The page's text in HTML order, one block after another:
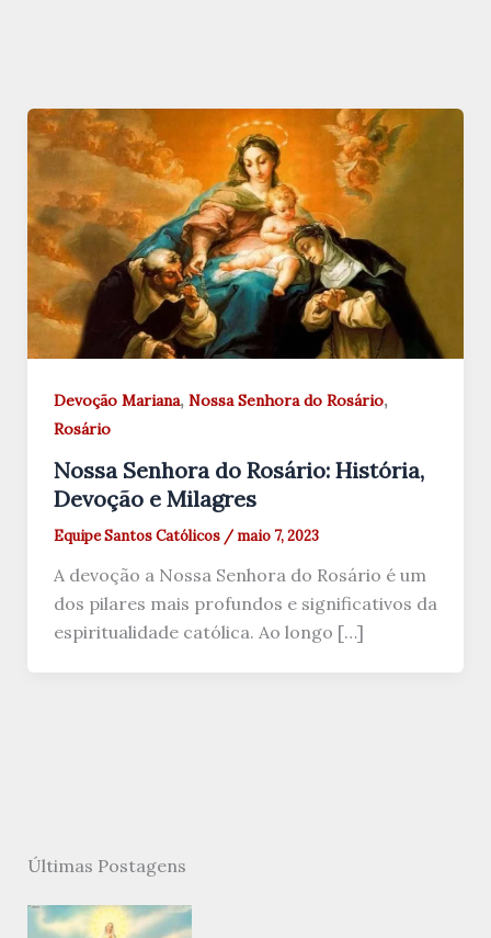
Devoção Mariana, Nossa Senhora do Rosário,
Rosário
Nossa Senhora do Rosário: História,
Devoção e Milagres
Equipe Santos Católicos / maio 7, 2023
A devoção a Nossa Senhora do Rosário é um
dos pilares mais profundos e significativos da
espiritualidade católica. Ao longo […]
Últimas Postagens